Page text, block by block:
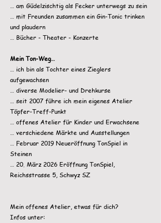
… am Güdelzischtig als Fecker unterwegs zu sein
… mit Freunden zusammen ein Gin-Tonic trinken
und plaudern
… Bücher - Theater - Konzerte
Mein Ton-Weg…
… ich bin als Tochter eines Zieglers
aufgewachsen
… diverse Modelier- und Drehkurse
… seit 2007 führe ich mein eigenes Atelier
Töpfer-Treff-Punkt
… offenes Atelier für Kinder und Erwachsene
… verschiedene Märkte und Ausstellungen
… Februar 2019 Neueröffnung TonSpiel in
Steinen
… 20. März 2026 Eröffnung TonSpiel,
Reichsstrasse 5, Schwyz SZ
Mein offenes Atelier, etwas für dich?
Infos unter: